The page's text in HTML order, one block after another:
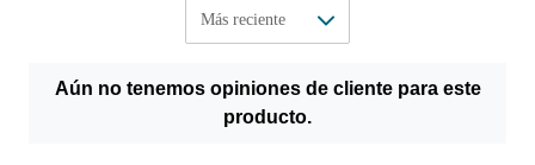
Aún no tenemos opiniones de cliente para este
producto.